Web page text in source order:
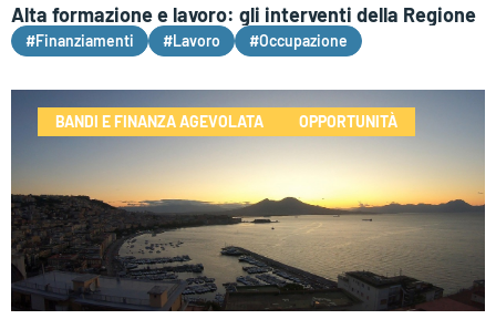
Alta formazione e lavoro: gli interventi della Regione
#Finanziamenti #Lavoro #Occupazione
BANDI E FINANZA AGEVOLATA OPPORTUNITÀ